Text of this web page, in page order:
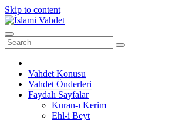
Skip to content
Vahdet Konusu
Vahdet Önderleri
Faydalı Sayfalar
Kuran-ı Kerim
Ehl-i Beyt